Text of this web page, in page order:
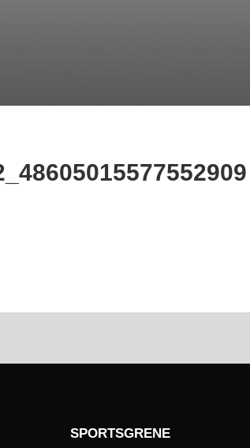
SPORTSGRENE